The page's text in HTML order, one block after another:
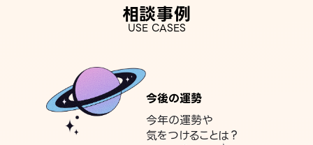
相談事例
USE CASES
今後の運勢
今年の運勢や
気をつけることは？